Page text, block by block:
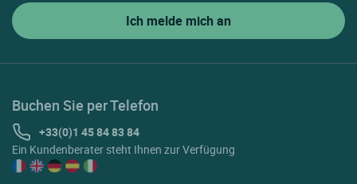
Buchen Sie per Telefon
+33(0)1 45 84 83 84
Ein Kundenberater steht Ihnen zur Verfügung